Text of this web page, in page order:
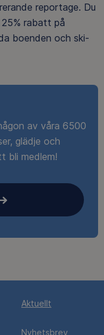
reportage. Du
rabatt på
boenden och ski-
av våra 6500
glädje och
bli medlem!
Aktuellt
Nyhetsbrev